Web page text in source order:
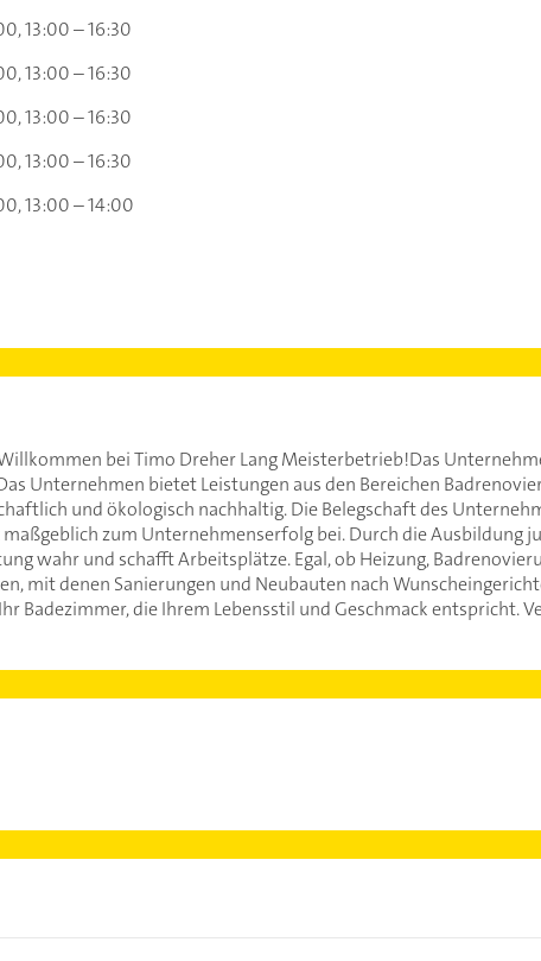
13:00 – 16:30
13:00 – 16:30
13:00 – 16:30
13:00 – 16:30
13:00 – 14:00
bei Timo Dreher Lang Meisterbetrieb!Das
Unternehmen bietet Leistungen aus den Bereichen
und ökologisch nachhaltig. Die Belegschaft des
zum Unternehmenserfolg bei. Durch die Ausbildung
wahr und schafft Arbeitsplätze. Egal, ob Heizung,
mit denen Sanierungen und Neubauten nach
Badezimmer, die Ihrem Lebensstil und Geschmack entspricht.